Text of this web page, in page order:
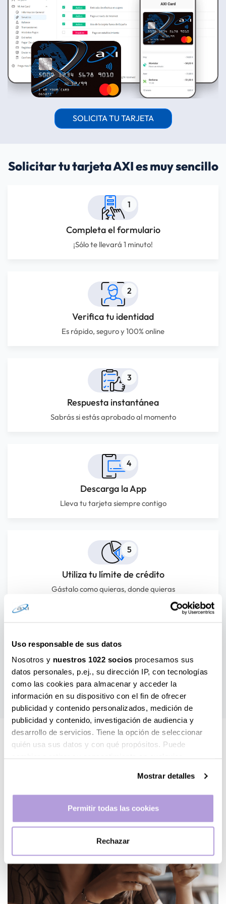
Uso responsable de sus datos
Nosotros y nuestros 1022 socios procesamos sus
datos personales, p.ej., su dirección IP, con tecnologías
como las cookies para almacenar y acceder la
información en su dispositivo con el fin de ofrecer
publicidad y contenido personalizados, medición de
publicidad y contenido, investigación de audiencia y
desarrollo de servicios. Tiene la opción de seleccionar
quién usa sus datos y con qué propósitos. Puede
Si lo permite, también quisiéramos:
que puede tener una precisión de varios metros
Identificar su dispositivo analizándolo activamente
para buscar características específicas (huellas
digitales)
Obtenga más información sobre cómo se procesan sus
datos personales y establezca sus preferencias en la
Mostrar detalles
Permitir todas las cookies
Rechazar
SOLICITA TU TARJETA
Solicitar tu tarjeta AXI es muy sencillo
1
Completa el formulario
¡Sólo te llevará 1 minuto!
2
Verifica tu identidad
Es rápido, seguro y 100% online
3
Respuesta instantánea
Sabrás si estás aprobado al momento
4
Descarga la App
Lleva tu tarjeta siempre contigo
5
Utiliza tu límite de crédito
Gástalo como quieras, donde quieras
Control total
Gestiona tu tarjeta fácilmente